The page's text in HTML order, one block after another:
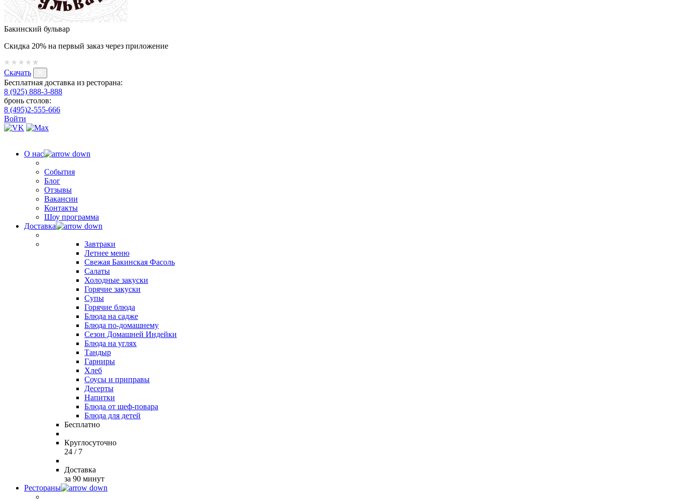
Бакинский бульвар
Скидка 20% на первый заказ через приложение
Скачать
Бесплатная доставка из ресторана:
8 (925) 888-3-888
бронь столов:
8 (495)2-555-666
Войти
О нас
События
Блог
Отзывы
Вакансии
Контакты
Шоу программа
Доставка
Завтраки
Летнее меню
Свежая Бакинская Фасоль
Салаты
Холодные закуски
Горячие закуски
Супы
Горячие блюда
Блюда на садже
Блюда по-домашнему
Сезон Домашней Индейки
Блюда на углях
Тандыр
Гарниры
Хлеб
Соусы и приправы
Десерты
Напитки
Блюда от шеф-повара
Блюда для детей
Бесплатно
Круглосуточно
24 / 7
Доставка
за 90 минут
Рестораны